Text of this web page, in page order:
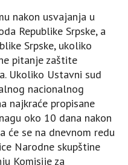
nakon usvajanja u
Republike Srpske, a
Srpske, ukoliko
pitanje zaštite
Ukoliko Ustavni sud
nacionalnog
najkraće propisane
oko 10 dana nakon
će se na dnevnom redu
Narodne skupštine
Komisije za